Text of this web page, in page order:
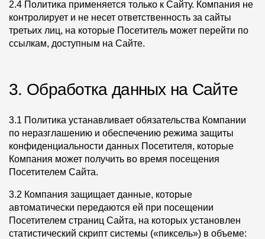
Контроль качества кровли
Качество фасадов
Отправка рекламации
Вакансии
B2B
Где купить?
2.4 Политика применяется только к Сайту. Компания не
контролирует и не несет ответственность за сайты
третьих лиц, на которые Посетитель может перейти по
ссылкам, доступным на Сайте.
3. Обработка данных на Сайте
3.1 Политика устанавливает обязательства Компании
по неразглашению и обеспечению режима защиты
конфиденциальности данных Посетителя, которые
Компания может получить во время посещения
Посетителем Сайта.
3.2 Компания защищает данные, которые
автоматически передаются ей при посещении
Посетителем страниц Сайта, на которых установлен
статистический скрипт системы («пиксель») в объеме: